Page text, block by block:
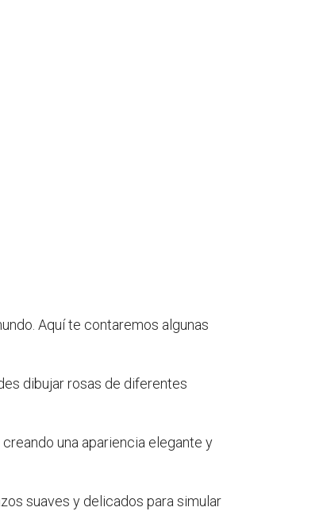
Aquí te contaremos algunas
dibujar rosas de diferentes
una apariencia elegante y
suaves y delicados para simular